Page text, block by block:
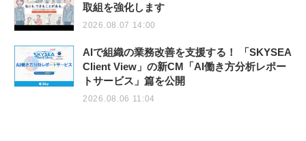
取組を強化します
2026.08.07 14:00
AIで組織の業務改善を支援する！ 「SKYSEA
Client View」の新CM「AI働き方分析レポー
トサービス」篇を公開
2026.08.06 11:04